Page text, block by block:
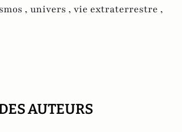
, univers , vie extraterrestre ,
AUTEURS